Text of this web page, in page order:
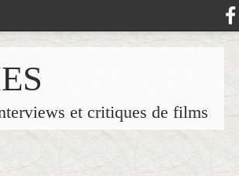
et critiques de films